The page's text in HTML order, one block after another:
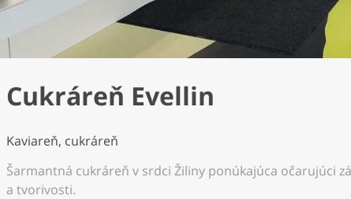
Cukráreň Evellin
Kaviareň, cukráreň
Šarmantná cukráreň v srdci Žiliny ponúkajúca očarujúci
a tvorivosti.